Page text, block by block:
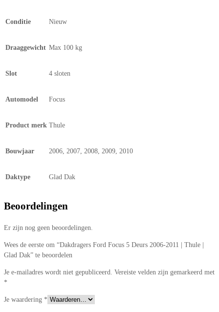
Conditie Nieuw
Draaggewicht Max 100 kg
Slot 4 sloten
Automodel Focus
Product merk Thule
Bouwjaar 2006, 2007, 2008, 2009, 2010
Daktype Glad Dak
Beoordelingen
Er zijn nog geen beoordelingen.
Wees de eerste om “Dakdragers Ford Focus 5 Deurs 2006-2011 | Thule |
Glad Dak” te beoordelen
Je e-mailadres wordt niet gepubliceerd. Vereiste velden zijn gemarkeerd met
*
Je waardering *